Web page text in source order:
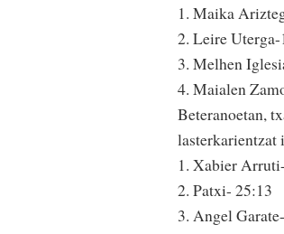
1. Maika
2. Leire Uterga-
3. Melhen
4. Maialen
Beteranoetan,
lasterkarientzat
1. Xabier
2. Patxi- 25:13
3. Angel